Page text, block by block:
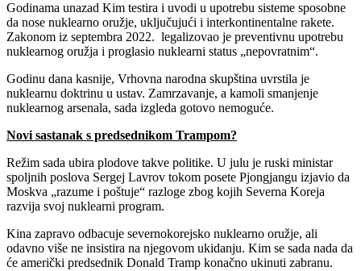
Godinama unazad Kim testira i uvodi u upotrebu sisteme sposobne
da nose nuklearno oružje, uključujući i interkontinentalne rakete.
Zakonom iz septembra 2022. legalizovao je preventivnu upotrebu
nuklearnog oružja i proglasio nuklearni status „nepovratnim“.
Godinu dana kasnije, Vrhovna narodna skupština uvrstila je
nuklearnu doktrinu u ustav. Zamrzavanje, a kamoli smanjenje
nuklearnog arsenala, sada izgleda gotovo nemoguće.
Novi sastanak s predsednikom Trampom?
Režim sada ubira plodove takve politike. U julu je ruski ministar
spoljnih poslova Sergej Lavrov tokom posete Pjongjangu izjavio da
Moskva „razume i poštuje“ razloge zbog kojih Severna Koreja
razvija svoj nuklearni program.
Kina zapravo odbacuje severnokorejsko nuklearno oružje, ali
odavno više ne insistira na njegovom ukidanju. Kim se sada nada da
će američki predsednik Donald Tramp konačno ukinuti zabranu.